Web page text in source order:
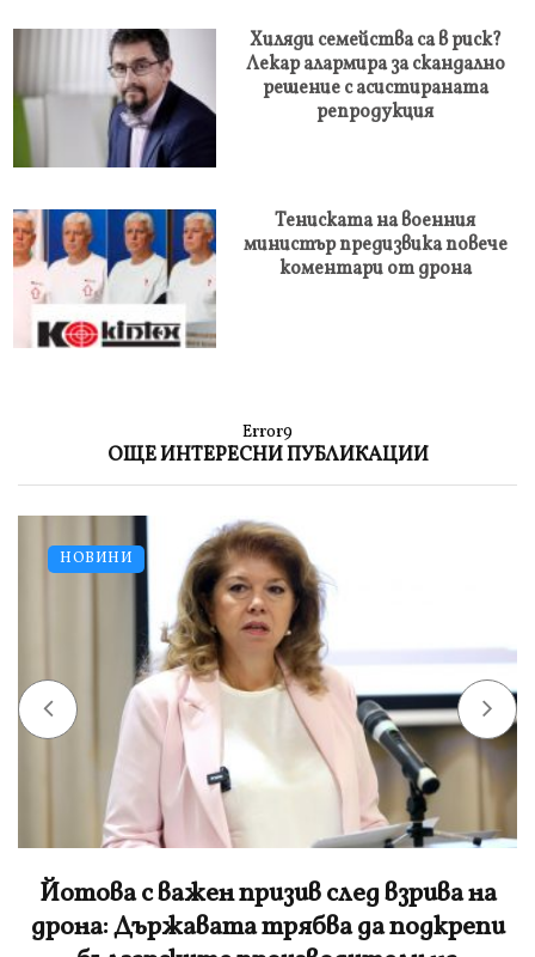
Хиляди семейства са в риск?
Лекар алармира за скандално
решение с асистираната
репродукция
Тениската на военния
министър предизвика повече
коментари от дрона
Error9
ОЩЕ ИНТЕРЕСНИ ПУБЛИКАЦИИ
НОВИНИ
Йотова с важен призив след взрива на
дрона: Държавата трябва да подкрепи